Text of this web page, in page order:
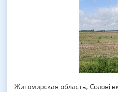
Житомирская область,